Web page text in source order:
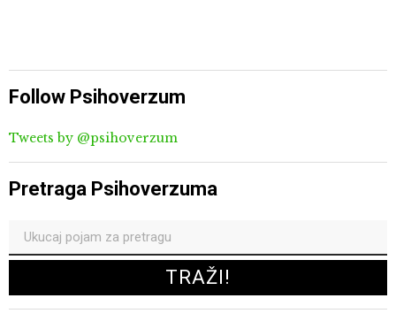
Follow Psihoverzum
Tweets by @psihoverzum
Pretraga Psihoverzuma